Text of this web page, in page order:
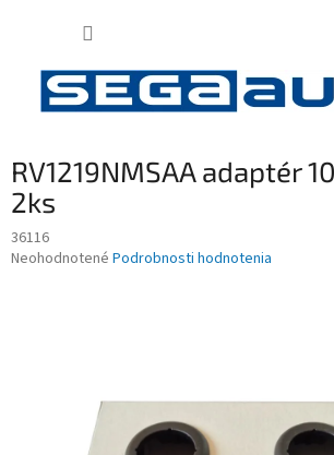
RV1219NMSAA adaptér
2ks
36116
Priemerné
Neohodnotené Podrobnosti hodnotenia